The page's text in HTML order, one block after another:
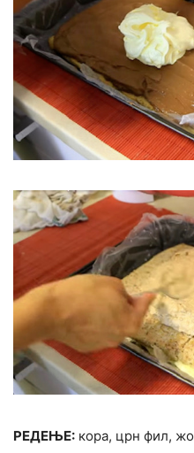
РЕДЕЊЕ: кора, црн фил,